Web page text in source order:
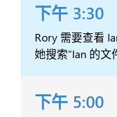
下午 3:30
Rory 需要查看
她搜索“Ian 的文
下午 5:00